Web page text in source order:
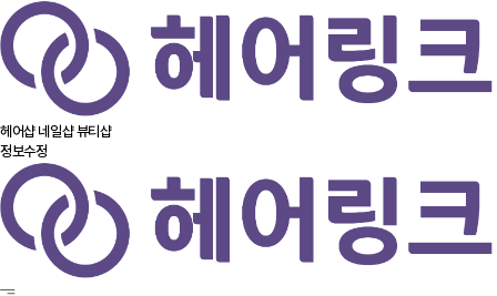
헤어샵 네일샵뷰티샵
정보수정